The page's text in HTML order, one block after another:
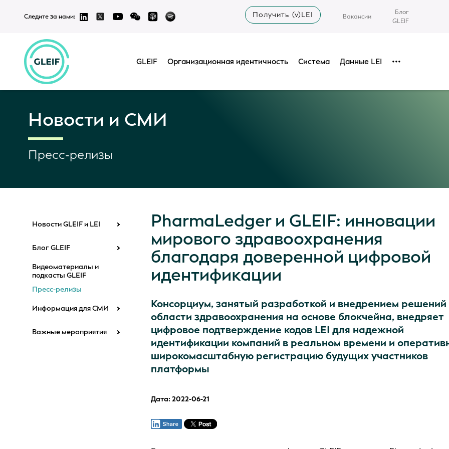
Следите за нами: Получить (v)LEI Вакансии
Блог
GLEIF
GLEIF Организационная идентичность Система Данные LEI •••
Новости и СМИ
Пресс-релизы
Новости GLEIF и LEI
Блог GLEIF
Видеоматериалы и
подкасты GLEIF
Пресс-релизы
Информация для СМИ
Важные мероприятия
PharmaLedger и GLEIF: инновации
мирового здравоохранения
благодаря доверенной цифровой
идентификации
Консорциум, занятый разработкой и внедрением решений
области здравоохранения на основе блокчейна, внедряет
цифровое подтверждение кодов LEI для надежной
идентификации компаний в реальном времени и
широкомасштабную регистрацию будущих участников
платформы
Дата: 2022-06-21